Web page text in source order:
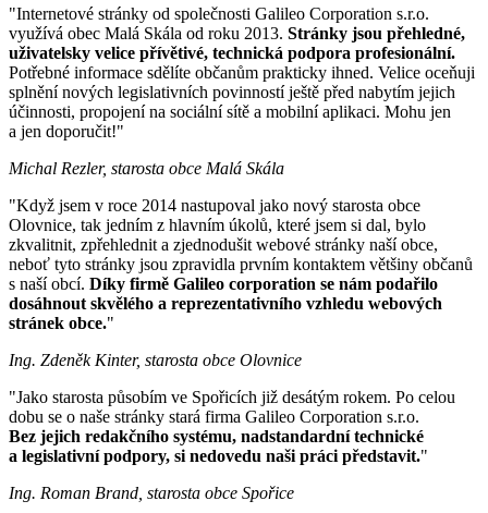
"Internetové stránky od společnosti Galileo Corporation s.r.o.
využívá obec Malá Skála od roku 2013. Stránky jsou přehledné,
uživatelsky velice přívětivé, technická podpora profesionální.
Potřebné informace sdělíte občanům prakticky ihned. Velice oceňuji
splnění nových legislativních povinností ještě před nabytím jejich
účinnosti, propojení na sociální sítě a mobilní aplikaci. Mohu jen
a jen doporučit!"
Michal Rezler, starosta obce Malá Skála
"Když jsem v roce 2014 nastupoval jako nový starosta obce
Olovnice, tak jedním z hlavním úkolů, které jsem si dal, bylo
zkvalitnit, zpřehlednit a zjednodušit webové stránky naší obce,
neboť tyto stránky jsou zpravidla prvním kontaktem většiny občanů
s naší obcí. Díky firmě Galileo corporation se nám podařilo
dosáhnout skvělého a reprezentativního vzhledu webových
stránek obce."
Ing. Zdeněk Kinter, starosta obce Olovnice
"Jako starosta působím ve Spořicích již desátým rokem. Po celou
dobu se o naše stránky stará firma Galileo Corporation s.r.o.
Bez jejich redakčního systému, nadstandardní technické
a legislativní podpory, si nedovedu naši práci představit."
Ing. Roman Brand, starosta obce Spořice